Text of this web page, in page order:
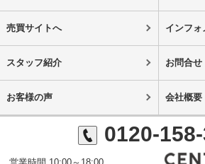
売買サイトへ インフォ
スタッフ紹介 お問合せ
お客様の声 会社概要
0120-